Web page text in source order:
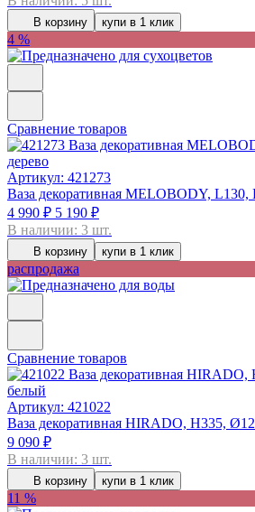
В корзину купи в 1 клик
4 %
Сравнение товаров
Артикул: 421273
Ваза декоративная MELOBODY, L130,
4 990 ₽ 5 190 ₽
В наличии: 3 шт.
В корзину купи в 1 клик
распродажа
Сравнение товаров
Артикул: 421022
Ваза декоративная HIRADO, H335,
9 090 ₽
В наличии: 3 шт.
В корзину купи в 1 клик
11 %